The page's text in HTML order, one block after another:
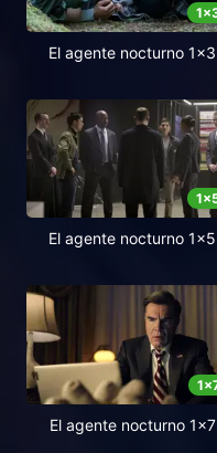
1x
El agente nocturno 1x3
1x
El agente nocturno 1x5
1x
El agente nocturno 1x7